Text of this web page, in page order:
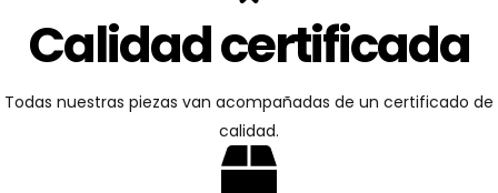
Calidad certificada
Todas nuestras piezas van acompañadas de un certificado de
calidad.